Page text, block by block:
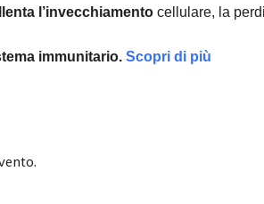
l’invecchiamento cellulare, la
immunitario.Scopri di più